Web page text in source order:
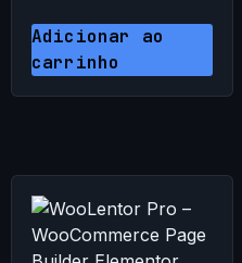
Adicionar ao
carrinho